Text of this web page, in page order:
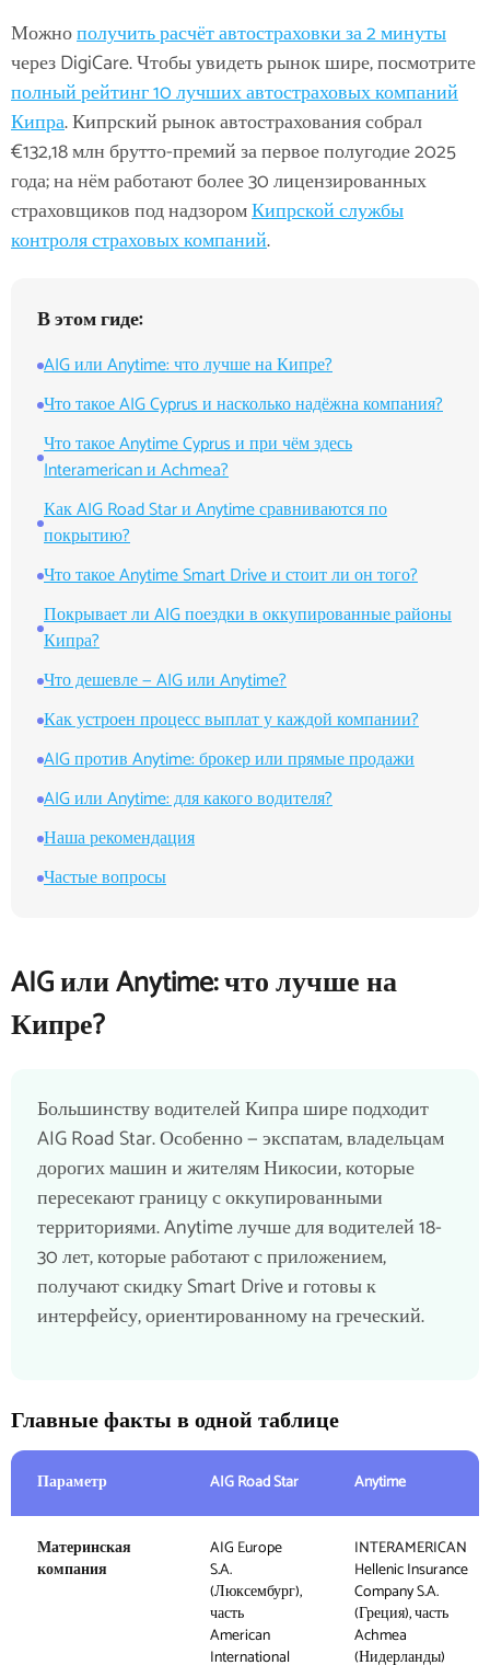
Можнополучить расчёт автостраховки за 2 минуты
через DigiCare. Чтобы увидеть рынок шире, посмотрите
полный рейтинг 10 лучших автостраховых компаний
Кипра. Кипрский рынок автострахования собрал
€132,18 млн брутто-премий за первое полугодие 2025
года; на нём работают более 30 лицензированных
страховщиков под надзоромКипрской службы
контроля страховых компаний.
В этом гиде:
AIG или Anytime: что лучше на Кипре?
Что такое AIG Cyprus и насколько надёжна компания?
Что такое Anytime Cyprus и при чём здесь
Interamerican и Achmea?
Как AIG Road Star и Anytime сравниваются по
покрытию?
Что такое Anytime Smart Drive и стоит ли он того?
Покрывает ли AIG поездки в оккупированные районы
Кипра?
Что дешевле — AIG или Anytime?
Как устроен процесс выплат у каждой компании?
AIG против Anytime: брокер или прямые продажи
AIG или Anytime: для какого водителя?
Наша рекомендация
Частые вопросы
AIG или Anytime: что лучше на
Кипре?
Большинству водителей Кипра шире подходит
AIG Road Star. Особенно — экспатам, владельцам
дорогих машин и жителям Никосии, которые
пересекают границу с оккупированными
территориями. Anytime лучше для водителей 18-
30 лет, которые работают с приложением,
получают скидку Smart Drive и готовы к
интерфейсу, ориентированному на греческий.
Главные факты в одной таблице
Параметр AIG Road Star Anytime
Материнская
компания
AIG Europe
S.A.
(Люксембург),
часть
American
International
INTERAMERICAN
Hellenic Insurance
Company S.A.
(Греция), часть
Achmea
(Нидерланды)